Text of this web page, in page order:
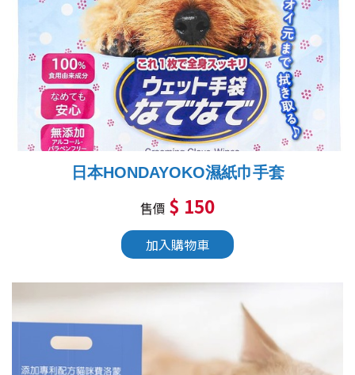
日本HONDAYOKO濕紙巾手套
售價 $ 150
加入購物車